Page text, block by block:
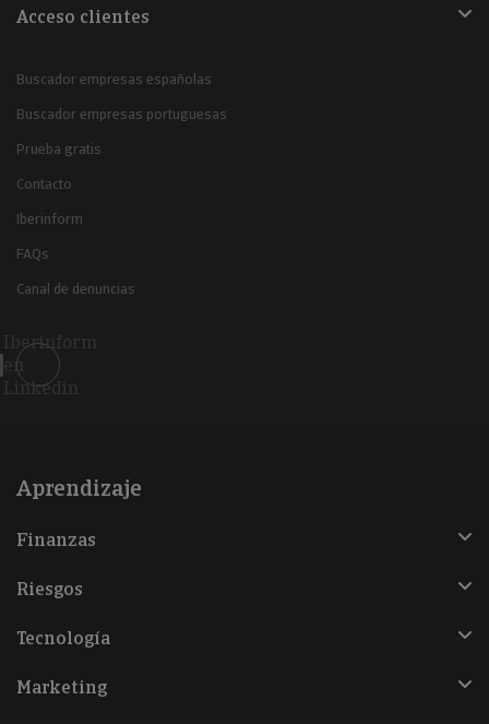
Acceso clientes
Buscador empresas españolas
Buscador empresas portuguesas
Prueba gratis
Contacto
Iberinform
FAQs
Canal de denuncias
Iberinform
en
Linkedin
Aprendizaje
Finanzas
Riesgos
Tecnología
Marketing